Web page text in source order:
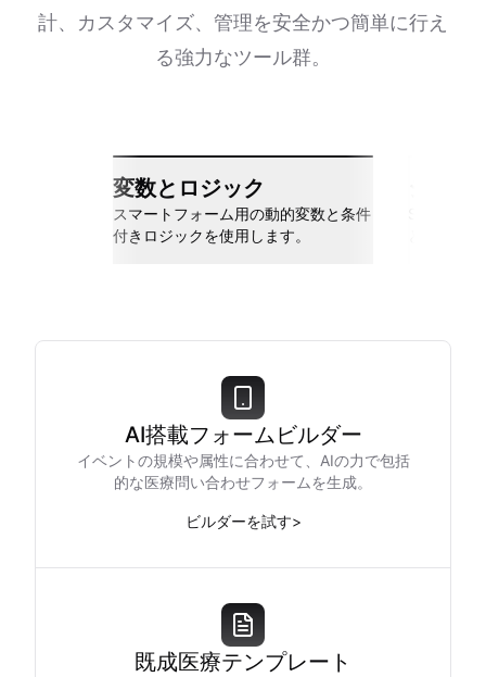
計、カスタマイズ、管理を安全かつ簡単に行え
る強力なツール群。
変数とロジック
スマートフォーム用の動的変数と条件
付きロジックを使用します。
AI搭載フォームビルダー
イベントの規模や属性に合わせて、AIの力で包括
的な医療問い合わせフォームを生成。
ビルダーを試す>
既成医療テンプレート